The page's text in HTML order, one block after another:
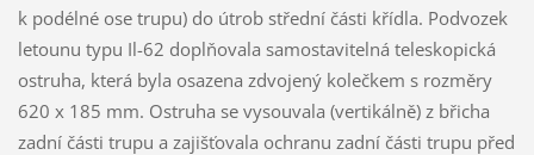
k podélné ose trupu) do útrob střední části křídla. Podvozek
letounu typu Il-62 doplňovala samostavitelná teleskopická
ostruha, která byla osazena zdvojený kolečkem s rozměry
620 x 185 mm. Ostruha se vysouvala (vertikálně) z břicha
zadní části trupu a zajišťovala ochranu zadní části trupu před